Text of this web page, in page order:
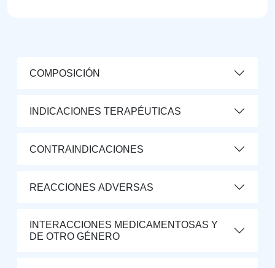
COMPOSICIÓN
INDICACIONES TERAPÉUTICAS
CONTRAINDICACIONES
REACCIONES ADVERSAS
INTERACCIONES MEDICAMENTOSAS Y
DE OTRO GÉNERO